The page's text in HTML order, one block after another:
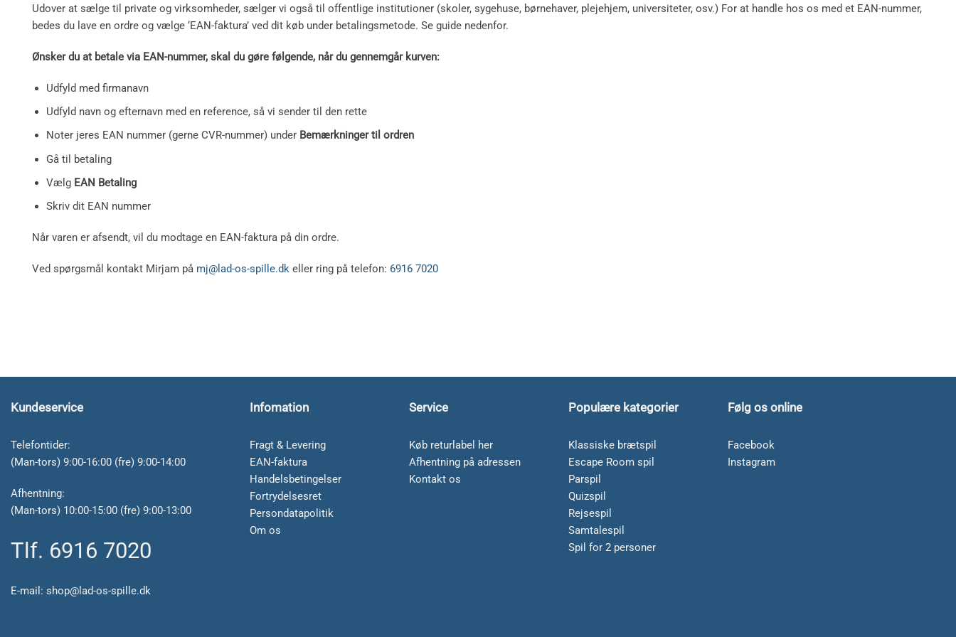
Udover at sælge til private og virksomheder, sælger vi også til offentlige institutioner (skoler, sygehuse, børnehaver, plejehjem, universiteter, osv.) For at handle hos os med et EAN-nummer,
bedes du lave en ordre og vælge ‘EAN-faktura’ ved dit køb under betalingsmetode. Se guide nedenfor.
Ønsker du at betale via EAN-nummer, skal du gøre følgende, når du gennemgår kurven:
Udfyld med firmanavn
Udfyld navn og efternavn med en reference, så vi sender til den rette
Noter jeres EAN nummer (gerne CVR-nummer) under Bemærkninger til ordren
Gå til betaling
Vælg EAN Betaling
Skriv dit EAN nummer
Når varen er afsendt, vil du modtage en EAN-faktura på din ordre.
Ved spørgsmål kontakt Mirjam på mj@lad-os-spille.dk eller ring på telefon: 6916 7020
Kundeservice
Telefontider:
(Man-tors) 9:00-16:00 (fre) 9:00-14:00
Afhentning:
(Man-tors) 10:00-15:00 (fre) 9:00-13:00
Tlf. 6916 7020
E-mail: shop@lad-os-spille.dk
Infomation
Fragt & Levering
EAN-faktura
Handelsbetingelser
Fortrydelsesret
Persondatapolitik
Om os
Service
Køb returlabel her
Afhentning på adressen
Kontakt os
Populære kategorier
Klassiske brætspil
Escape Room spil
Parspil
Quizspil
Rejsespil
Samtalespil
Spil for 2 personer
Følg os online
Facebook
Instagram